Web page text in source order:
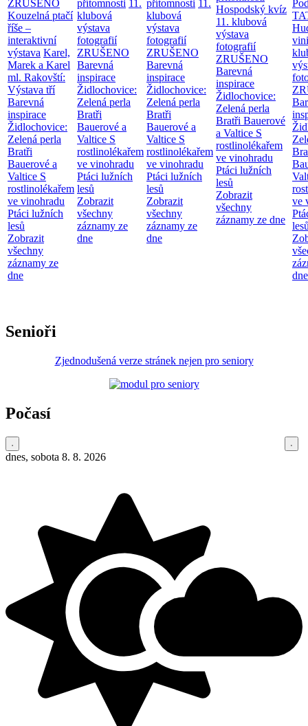
ZRUŠENO
Kouzelná ptačí
říše –
interaktivní
výstava Karel,
Marek a Karel
ml. Rakovští:
Výstava tří
Barevná
inspirace
Židlochovice:
Zelená perla
Bratři
Bauerové a
Valtice S
rostlinolékařem
ve vinohradu
Ptáci lužních
lesů
Zobrazit
všechny
záznamy ze
dne
přítomnosti 11.
klubová
výstava
fotografií
ZRUŠENO
Barevná
inspirace
Židlochovice:
Zelená perla
Bratři
Bauerové a
Valtice S
rostlinolékařem
ve vinohradu
Ptáci lužních
lesů
Zobrazit
všechny
záznamy ze
dne
přítomnosti 11.
klubová
výstava
fotografií
ZRUŠENO
Barevná
inspirace
Židlochovice:
Zelená perla
Bratři
Bauerové a
Valtice S
rostlinolékařem
ve vinohradu
Ptáci lužních
lesů
Zobrazit
všechny
záznamy ze
dne
Hospodský kvíz
11. klubová
výstava
fotografií
ZRUŠENO
Barevná
inspirace
Židlochovice:
Zelená perla
Bratři Bauerové
a Valtice S
rostlinolékařem
ve vinohradu
Ptáci lužních
lesů
Zobrazit
všechny
záznamy ze dne
ve
dne
Senioři
Zjednodušená verze stránek nejen pro seniory
Počasí
dnes, sobota 8. 8. 2026